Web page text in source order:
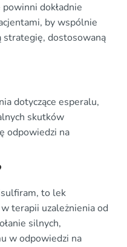
dokładnie
by wspólnie
strategię, dostosowaną
dotyczące esperalu,
skutków
odpowiedzi na
to lek
terapii uzależnienia od
silnych,
w odpowiedzi na